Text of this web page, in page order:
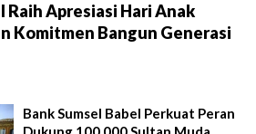
Raih Apresiasi Hari Anak
Komitmen Bangun Generasi
Bank Sumsel Babel Perkuat Peran